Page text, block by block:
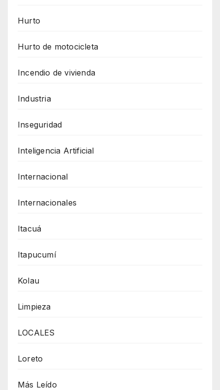
Hurto
Hurto de motocicleta
Incendio de vivienda
Industria
Inseguridad
Inteligencia Artificial
Internacional
Internacionales
Itacuá
Itapucumí
Kolau
Limpieza
LOCALES
Loreto
Más Leído